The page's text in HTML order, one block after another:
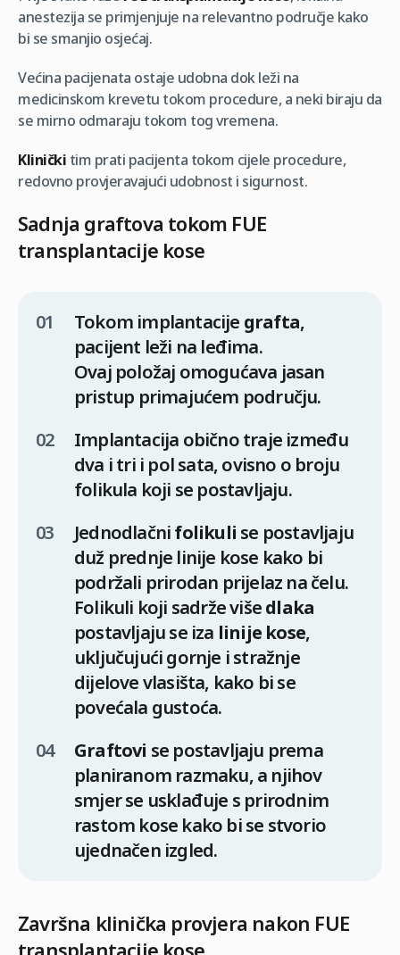
anestezija se primjenjuje na relevantno područje kako
bi se smanjio osjećaj.
Većina pacijenata ostaje udobna dok leži na
medicinskom krevetu tokom procedure, a neki biraju da
se mirno odmaraju tokom tog vremena.
Klinički tim prati pacijenta tokom cijele procedure,
redovno provjeravajući udobnost i sigurnost.
Sadnja graftova tokom FUE
transplantacije kose
Tokom implantacije grafta,
pacijent leži na leđima.
Ovaj položaj omogućava jasan
pristup primajućem području.
Implantacija obično traje između
dva i tri i pol sata, ovisno o broju
folikula koji se postavljaju.
Jednodlačnifolikuli se postavljaju
duž prednje linije kose kako bi
podržali prirodan prijelaz na čelu.
Folikuli koji sadrže višedlaka
postavljaju se iza linije kose,
uključujući gornje i stražnje
dijelove vlasišta, kako bi se
povećala gustoća.
Graftovi se postavljaju prema
planiranom razmaku, a njihov
smjer se usklađuje s prirodnim
rastom kose kako bi se stvorio
ujednačen izgled.
Završna klinička provjera nakon FUE
transplantacije kose